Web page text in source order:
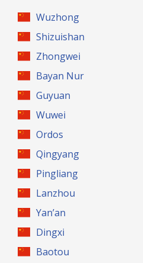
Wuzhong
Shizuishan
Zhongwei
Bayan Nur
Guyuan
Wuwei
Ordos
Qingyang
Pingliang
Lanzhou
Yan’an
Dingxi
Baotou